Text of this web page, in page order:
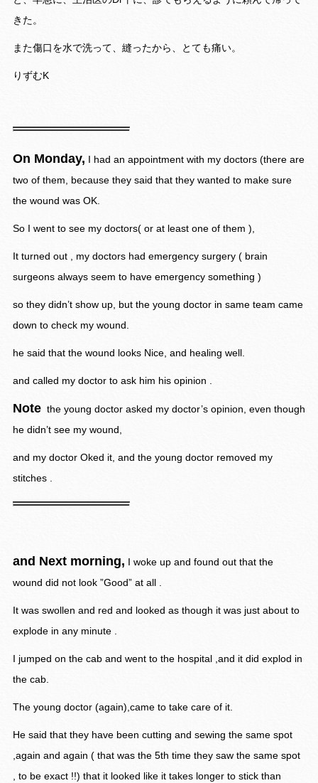
きた。
また傷口を水で洗って、縫ったから、とても痛い。
りずむK
On Monday, I had an appointment with my doctors (there are
two of them, because they said that they wanted to make sure
the wound was OK.
So I went to see my doctors( or at least one of them ),
It turned out , my doctors had emergency surgery ( brain
surgeons always seem to have emergency something )
so they didn’t show up, but the young doctor in same team came
down to check my wound.
he said that the wound looks Nice, and healing well.
and called my doctor to ask him his opinion .
Note the young doctor asked my doctor’s opinion, even though
he didn’t see my wound,
and my doctor Oked it, and the young doctor removed my
stitches .
and Next morning, I woke up and found out that the
wound did not look ”Good” at all .
It was swollen and red and looked as though it was just about to
explode in any minute .
I jumped on the cab and went to the hospital ,and it did explod in
the cab.
The young doctor (again),came to take care of it.
He said that they have been cutting and sewing the same spot
,again and again ( that was the 5th time they saw the same spot
, to be exact !!) that it looked like it takes longer to stick than